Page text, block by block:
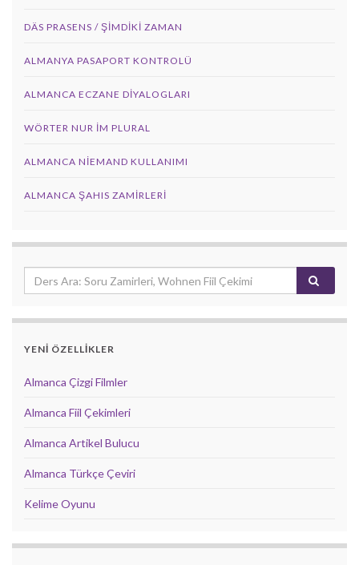
DÄS PRASENS / ŞİMDİKİ ZAMAN
ALMANYA PASAPORT KONTROLÜ
ALMANCA ECZANE DIYALOGLARI
WÖRTER NUR IM PLURAL
ALMANCA NIEMAND KULLANIMI
ALMANCA ŞAHIS ZAMIRLERI
YENİ ÖZELLİKLER
Almanca Çizgi Filmler
Almanca Fiil Çekimleri
Almanca Artikel Bulucu
Almanca Türkçe Çeviri
Kelime Oyunu